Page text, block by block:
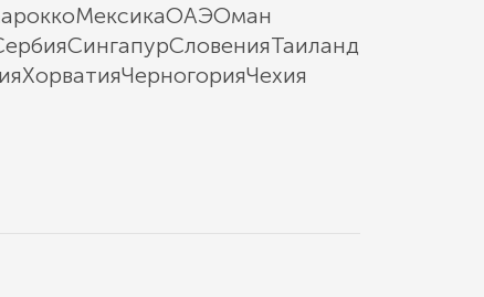
МексикаОАЭОман
СингапурСловенияТаиланд
ХорватияЧерногорияЧехия